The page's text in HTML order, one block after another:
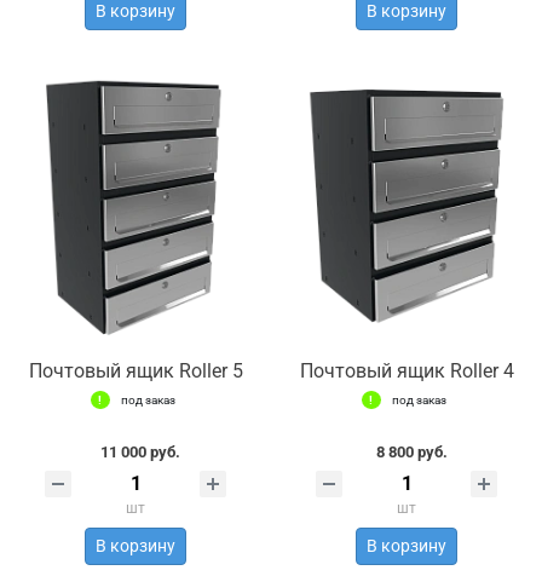
В корзину В корзину
Почтовый ящик Roller 5
под заказ
11 000 руб.
шт
В корзину
Почтовый ящик Roller 4
под заказ
8 800 руб.
шт
В корзину